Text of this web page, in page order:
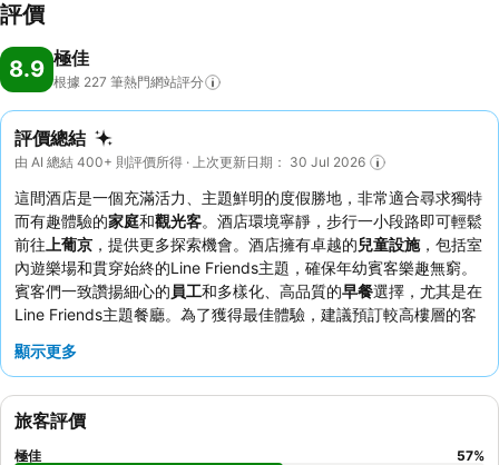
評價
8.9 極佳
根據 227 筆熱門網站評分
評價總結
由 AI 總結 400+ 則評價所得 · 上次更新日期： 30 Jul 2026
這間酒店是一個充滿活力、主題鮮明的度假勝地，非常適合尋求獨特
而有趣體驗的家庭和觀光客。酒店環境寧靜，步行一小段路即可輕鬆
前往 上葡京 ，提供更多探索機會。酒店擁有卓越的兒童設施，包括室
內遊樂場和貫穿始終的Line Friends主題，確保年幼賓客樂趣無窮。
賓客們一致讚揚細心的員工和多樣化、高品質的早餐選擇，尤其是在
Line Friends主題餐廳。為了獲得最佳體驗，建議預訂較高樓層的客
顯示更多
旅客評價
極佳 57%